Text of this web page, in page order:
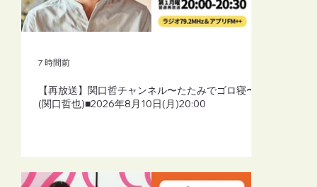
【再放送】リーラーヨガスタイル（シャ
(月)19:30
【再放送】関口哲チャンネル〜たたみでゴロ寝〜
(関口哲也)■2026年8月10日(月)20:00
7 時間前